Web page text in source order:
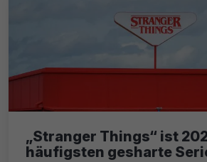
„Stranger Things“ ist
häufigsten gesharte